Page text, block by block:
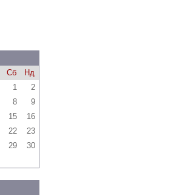
Сб
Нд
1
2
8
9
15
16
22
23
29
30